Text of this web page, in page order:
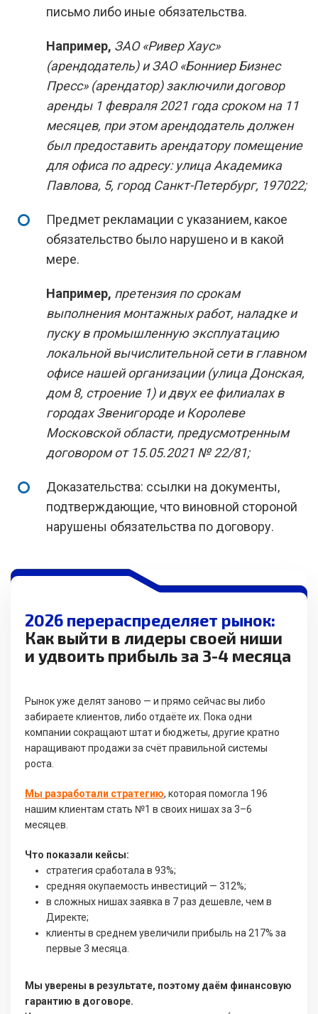
письмо либо иные обязательства.
Например, ЗАО «Ривер Хаус»
(арендодатель) и ЗАО «Бонниер Бизнес
Пресс» (арендатор) заключили договор
аренды 1 февраля 2021 года сроком на 11
месяцев, при этом арендодатель должен
был предоставить арендатору помещение
для офиса по адресу: улица Академика
Павлова, 5, город Санкт-Петербург, 197022;
Предмет рекламации с указанием, какое
обязательство было нарушено и в какой
мере.
Например, претензия по срокам
выполнения монтажных работ, наладке и
пуску в промышленную эксплуатацию
локальной вычислительной сети в главном
офисе нашей организации (улица Донская,
дом 8, строение 1) и двух ее филиалах в
городах Звенигороде и Королеве
Московской области, предусмотренным
договором от 15.05.2021 № 22/81;
Доказательства: ссылки на документы,
подтверждающие, что виновной стороной
нарушены обязательства по договору.
2026 перераспределяет рынок:
Как выйти в лидеры своей ниши
и удвоить прибыль за 3-4 месяца
Рынок уже делят заново — и прямо сейчас вы либо
забираете клиентов, либо отдаёте их. Пока одни
компании сокращают штат и бюджеты, другие кратно
наращивают продажи за счёт правильной системы
роста.
Мы разработали стратегию, которая помогла 196
нашим клиентам стать №1 в своих нишах за 3–6
месяцев.
Что показали кейсы:
стратегия сработала в 93%;
средняя окупаемость инвестиций — 312%;
в сложных нишах заявка в 7 раз дешевле, чем в
Директе;
клиенты в среднем увеличили прибыль на 217% за
первые 3 месяца.
Мы уверены в результате, поэтому даём финансовую
гарантию в договоре.